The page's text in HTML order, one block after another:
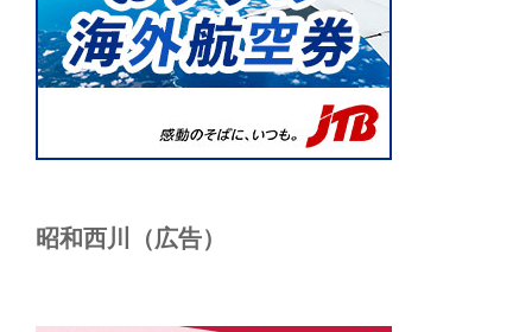
昭和西川（広告）